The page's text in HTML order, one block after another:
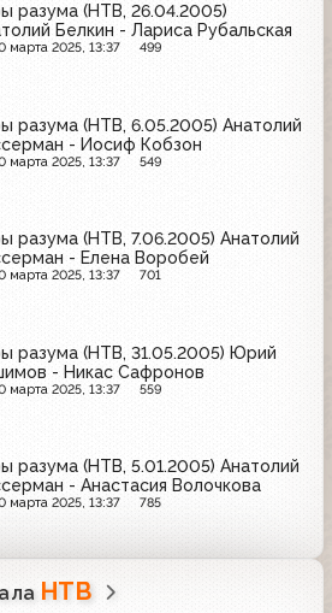
разума (НТВ, 26.04.2005)
Белкин - Лариса Рубальская
марта 2025, 13:37 499
разума (НТВ, 6.05.2005) Анатолий
- Иосиф Кобзон
марта 2025, 13:37 549
разума (НТВ, 7.06.2005) Анатолий
- Елена Воробей
марта 2025, 13:37 701
разума (НТВ, 31.05.2005) Юрий
- Никас Сафронов
марта 2025, 13:37 559
разума (НТВ, 5.01.2005) Анатолий
- Анастасия Волочкова
марта 2025, 13:37 785
НТВ